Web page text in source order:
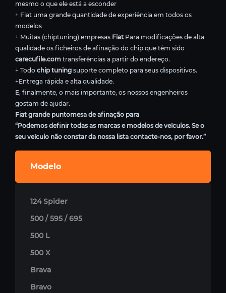
mesmo o que ele está a esconder
+ Fiat uma grande quantidade de experiência em todos os
modelos
+ Muitas (chiptuning) empresas Fiat Para modificações de alta
qualidade os ficheiros de afinação do chip que têm sido
carecufile.com transferências a partir do endereço.
+ Todo chip tuning suporte completo para seus dispositivos.
+Entrega rápida e alta qualidade.
E, finalmente, o mais importante, os nossos engenheiros
gostam de ajudar.
Fiat grande puntomesa de afinação para
“Podemos definir todas as marcas e modelos de veículos. Se o
seu veículo não constar da nossa lista contacte-nos, por favor.”
Modelo
124 Spider
500 / 595 / 695
500 L
500 X
Brava
Bravo